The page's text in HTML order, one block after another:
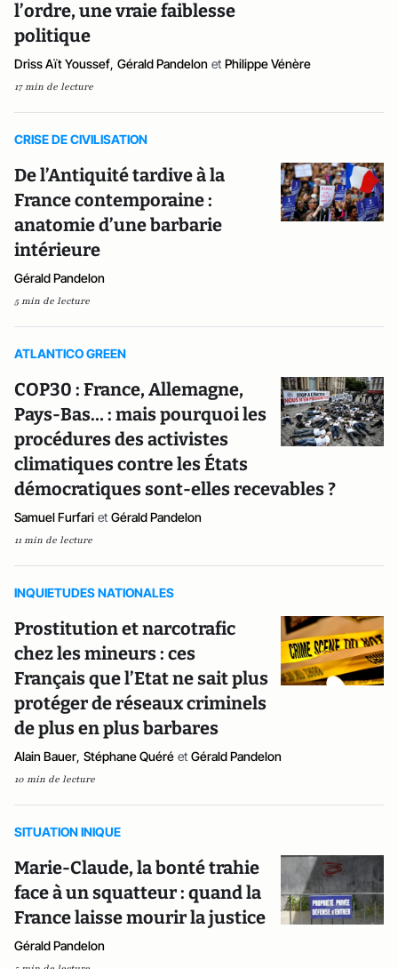
l’ordre, une vraie faiblesse
politique
Driss Aït Youssef, Gérald Pandelon et Philippe Vénère
17 min de lecture
CRISE DE CIVILISATION
De l’Antiquité tardive à la
France contemporaine :
anatomie d’une barbarie
intérieure
Gérald Pandelon
5 min de lecture
ATLANTICO GREEN
COP30 : France, Allemagne,
Pays-Bas… : mais pourquoi les
procédures des activistes
climatiques contre les États
démocratiques sont-elles recevables ?
Samuel Furfari et Gérald Pandelon
11 min de lecture
INQUIETUDES NATIONALES
Prostitution et narcotrafic
chez les mineurs : ces
Français que l’Etat ne sait plus
protéger de réseaux criminels
de plus en plus barbares
Alain Bauer, Stéphane Quéré et Gérald Pandelon
10 min de lecture
SITUATION INIQUE
Marie-Claude, la bonté trahie
face à un squatteur : quand la
France laisse mourir la justice
Gérald Pandelon